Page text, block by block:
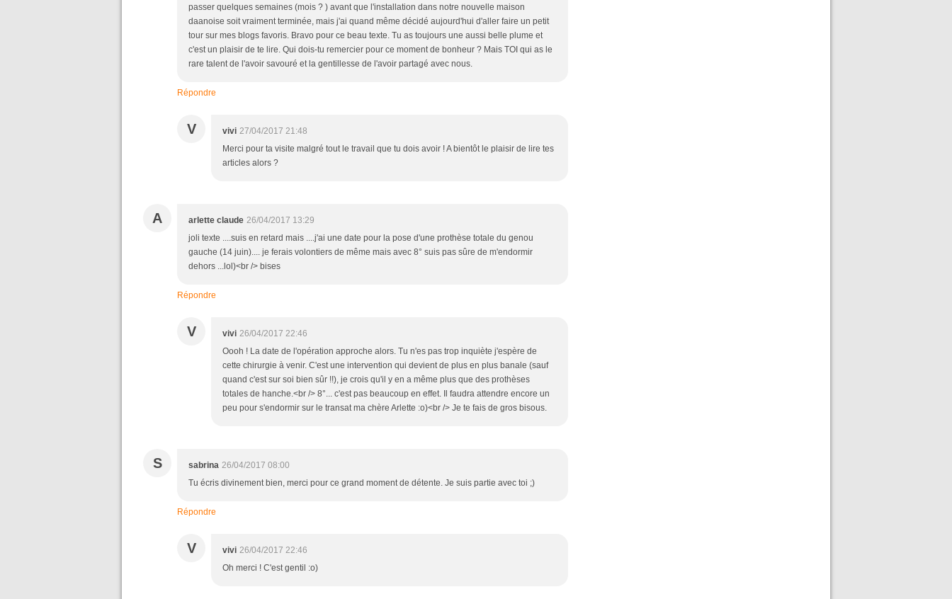
passer quelques semaines (mois ? ) avant que l'installation dans notre nouvelle maison
daanoise soit vraiment terminée, mais j'ai quand même décidé aujourd'hui d'aller faire un petit
tour sur mes blogs favoris. Bravo pour ce beau texte. Tu as toujours une aussi belle plume et
c'est un plaisir de te lire. Qui dois-tu remercier pour ce moment de bonheur ? Mais TOI qui as le
rare talent de l'avoir savouré et la gentillesse de l'avoir partagé avec nous.
Répondre
V vivi 27/04/2017 21:48
Merci pour ta visite malgré tout le travail que tu dois avoir ! A bientôt le plaisir de lire tes
articles alors ?
A arlette claude 26/04/2017 13:29
joli texte ....suis en retard mais ....j'ai une date pour la pose d'une prothèse totale du genou
gauche (14 juin).... je ferais volontiers de même mais avec 8° suis pas sûre de m'endormir
dehors ...lol)<br /> bises
Répondre
V vivi 26/04/2017 22:46
Oooh ! La date de l'opération approche alors. Tu n'es pas trop inquiète j'espère de
cette chirurgie à venir. C'est une intervention qui devient de plus en plus banale (sauf
quand c'est sur soi bien sûr !!), je crois qu'il y en a même plus que des prothèses
totales de hanche.<br /> 8°... c'est pas beaucoup en effet. Il faudra attendre encore un
peu pour s'endormir sur le transat ma chère Arlette :o)<br /> Je te fais de gros bisous.
S sabrina 26/04/2017 08:00
Tu écris divinement bien, merci pour ce grand moment de détente. Je suis partie avec toi ;)
Répondre
V vivi 26/04/2017 22:46
Oh merci ! C'est gentil :o)